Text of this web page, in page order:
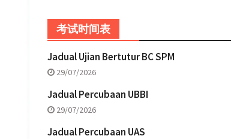
考试时间表
Jadual Ujian Bertutur BC SPM
29/07/2026
Jadual Percubaan UBBI
29/07/2026
Jadual Percubaan UAS